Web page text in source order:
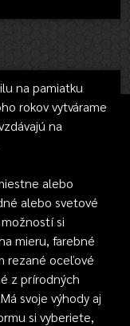
na pamiatku
rokov vytvárame
na
alebo
alebo svetové
si
mieru, farebné
rezané oceľové
z prírodných
svoje výhody aj
si vyberiete,